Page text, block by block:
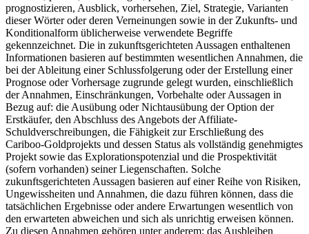
prognostizieren, Ausblick, vorhersehen, Ziel, Strategie, Varianten
dieser Wörter oder deren Verneinungen sowie in der Zukunfts- und
Konditionalform üblicherweise verwendete Begriffe
gekennzeichnet. Die in zukunftsgerichteten Aussagen enthaltenen
Informationen basieren auf bestimmten wesentlichen Annahmen, die
bei der Ableitung einer Schlussfolgerung oder der Erstellung einer
Prognose oder Vorhersage zugrunde gelegt wurden, einschließlich
der Annahmen, Einschränkungen, Vorbehalte oder Aussagen in
Bezug auf: die Ausübung oder Nichtausübung der Option der
Erstkäufer, den Abschluss des Angebots der Affiliate-
Schuldverschreibungen, die Fähigkeit zur Erschließung des
Cariboo-Goldprojekts und dessen Status als vollständig genehmigtes
Projekt sowie das Explorationspotenzial und die Prospektivität
(sofern vorhanden) seiner Liegenschaften. Solche
zukunftsgerichteten Aussagen basieren auf einer Reihe von Risiken,
Ungewissheiten und Annahmen, die dazu führen können, dass die
tatsächlichen Ergebnisse oder andere Erwartungen wesentlich von
den erwarteten abweichen und sich als unrichtig erweisen können.
Zu diesen Annahmen gehören unter anderem: das Ausbleiben